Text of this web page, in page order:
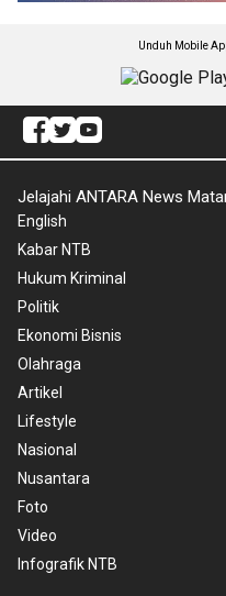
Unduh Mobile
Jelajahi ANTARA News
English
Kabar NTB
Hukum Kriminal
Politik
Ekonomi Bisnis
Olahraga
Artikel
Lifestyle
Nasional
Nusantara
Foto
Video
Infografik NTB